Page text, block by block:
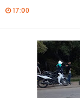
17:00